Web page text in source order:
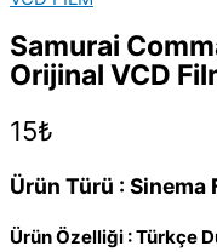
Samurai
Orijinal VCD
15₺
Ürün Türü : Sinema
Ürün Özelliği : Türkçe